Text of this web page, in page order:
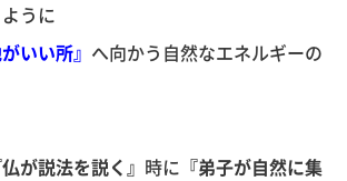
ように
いい所』 へ向かう自然なエネルギーの
仏が説法を説く』 時に 『弟子が自然に集